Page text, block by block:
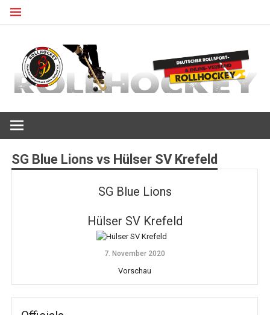
Zum
SG Blue Lions vs Hülser SV Krefeld
SG Blue Lions
Hülser SV Krefeld
7. November 2020
Vorschau